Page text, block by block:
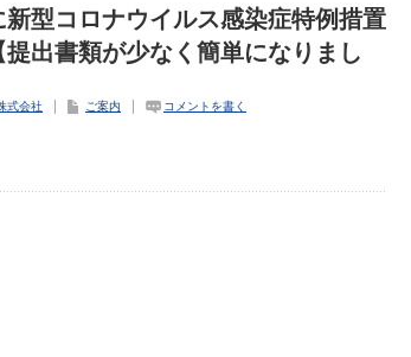
型コロナウイルス感染症特例措置
出書類が少なく簡単になりまし
式会社 ご案内 コメントを書く